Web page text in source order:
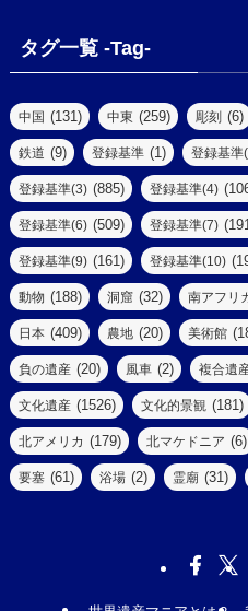
(39)
(290)
(7)
(6)
(3)
(6)
(8)
(14)
(61)
(9)
(2)
(17)
(8)
(73)
(11)
(18)
(8)
(4)
(8)
(2)
(2)
(10)
(1)
(3)
(47)
(2)
(1)
(2)
タグ一覧 -Tag-
中国 (131) 中東 (259) 彫刻 (6)
鉄道 (9) 登録基準 (1) 登録基準
登録基準(3) (885) 登録基準(4)
登録基準(6) (509) 登録基準(7)
登録基準(9) (161) 登録基準(10)
動物 (188) 洞窟 (32) 南アフリ
日本 (409) 農地 (20) 美術館
負の遺産 (20) 風車 (2) 複合遺
文化遺産 (1526) 文化的景観 (181)
北アメリカ (179) 北マケドニア (6)
要塞 (61) 浴場 (2) 霊廟 (31)